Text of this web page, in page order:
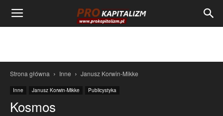
Strona główna Inne Janusz Korwin-Mikke
Inne Janusz Korwin-Mikke Publicystyka
Kosmos